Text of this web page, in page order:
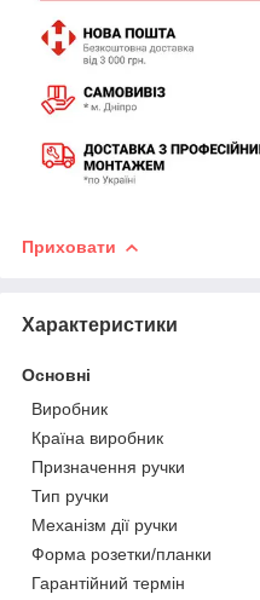
Приховати
Характеристики
Основні
Виробник
Країна виробник
Призначення ручки
Тип ручки
Механізм дії ручки
Форма розетки/планки
Гарантійний термін